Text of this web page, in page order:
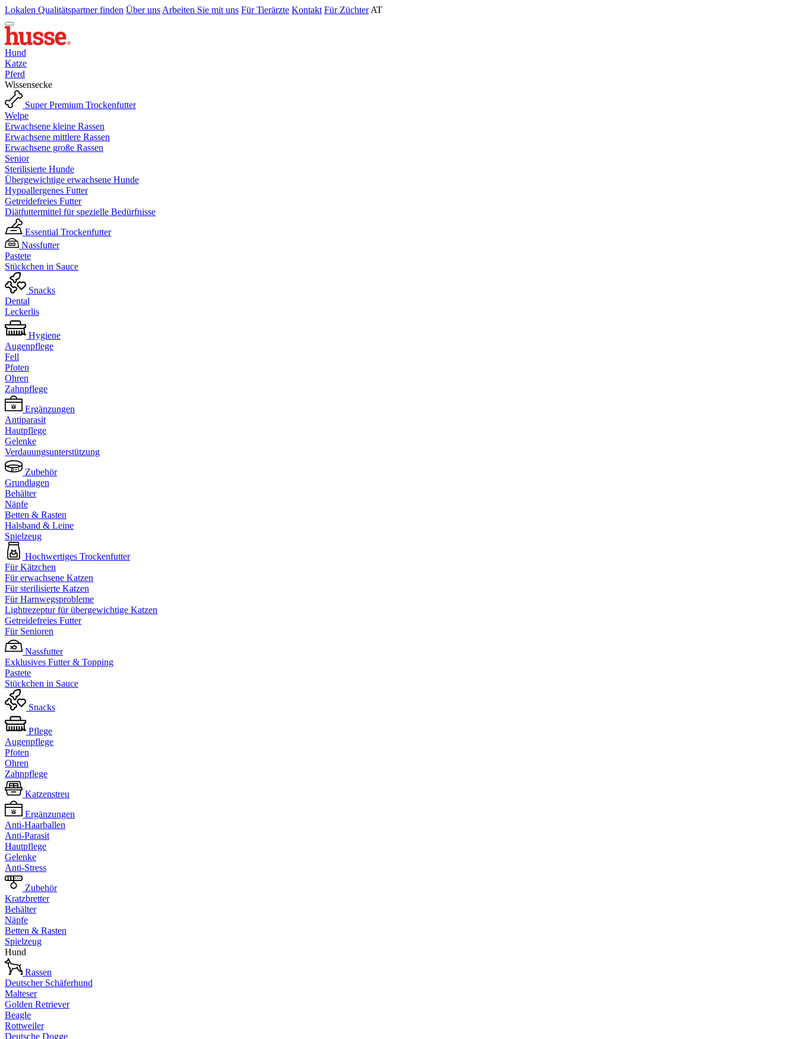
Lokalen Qualitätspartner finden Über uns Arbeiten Sie mit uns Für Tierärzte Kontakt Für Züchter AT
Hund
Katze
Pferd
Wissensecke
Super Premium Trockenfutter
Welpe
Erwachsene kleine Rassen
Erwachsene mittlere Rassen
Erwachsene große Rassen
Senior
Sterilisierte Hunde
Übergewichtige erwachsene Hunde
Hypoallergenes Futter
Getreidefreies Futter
Diätfuttermittel für spezielle Bedürfnisse
Essential Trockenfutter
Nassfutter
Pastete
Stückchen in Sauce
Snacks
Dental
Leckerlis
Hygiene
Augenpflege
Fell
Pfoten
Ohren
Zahnpflege
Ergänzungen
Antiparasit
Hautpflege
Gelenke
Verdauungsunterstützung
Zubehör
Grundlagen
Behälter
Näpfe
Betten & Rasten
Halsband & Leine
Spielzeug
Hochwertiges Trockenfutter
Für Kätzchen
Für erwachsene Katzen
Für sterilisierte Katzen
Für Harnwegsprobleme
Lightrezeptur für übergewichtige Katzen
Getreidefreies Futter
Für Senioren
Nassfutter
Exklusives Futter & Topping
Pastete
Stückchen in Sauce
Snacks
Pflege
Augenpflege
Pfoten
Ohren
Zahnpflege
Katzenstreu
Ergänzungen
Anti-Haarballen
Anti-Parasit
Hautpflege
Gelenke
Anti-Stress
Zubehör
Kratzbretter
Behälter
Näpfe
Betten & Rasten
Spielzeug
Hund
Rassen
Deutscher Schäferhund
Malteser
Golden Retriever
Beagle
Rottweiler
Deutsche Dogge